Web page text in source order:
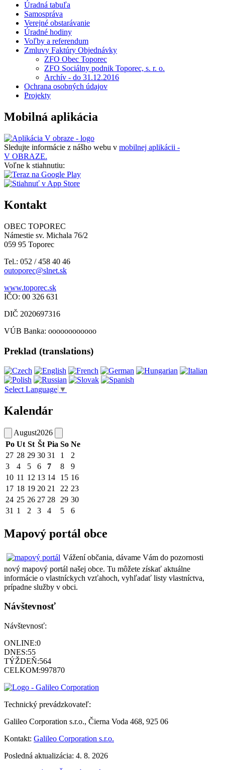
Úradná tabuľa
Samospráva
Verejné obstarávanie
Úradné hodiny
Voľby a referendum
Zmluvy Faktúry Objednávky
ZFO Obec Toporec
ZFO Sociálny podnik Toporec, s. r. o.
Archív - do 31.12.2016
Ochrana osobných údajov
Projekty
Mobilná aplikácia
Sledujte informácie z nášho webu v mobilnej aplikácii -
V OBRAZE.
Voľne k stiahnutiu:
Kontakt
OBEC TOPOREC
Námestie sv. Michala 76/2
059 95 Toporec
Tel.: 052 / 458 40 46
outoporec@slnet.sk
www.toporec.sk
IČO: 00 326 631
DIČ 2020697316
VÚB Banka: oooooooooooo
Preklad (translations)
Select Language ▼
Kalendár
August2026
Po Ut St Št Pia So Ne
27 28 29 30 31 1
2
3
4 5 6 7 8
9
10 11 12 13 14 15 16
17 18 19 20 21 22 23
24 25 26 27 28 29 30
31 1 2 3 4 5 6
Mapový portál obce
Vážení občania, dávame Vám do pozornosti
nový mapový portál našej obce. Tu môžete získať aktuálne
informácie o vlastníckych vzťahoch, vyhľadať listy vlastníctva,
prípadne služby v obci.
Návštevnosť
Návštevnosť:
ONLINE:0
DNES:55
TÝŽDEŇ:564
CELKOM:997870
Technický prevádzkovateľ:
Galileo Corporation s.r.o., Čierna Voda 468, 925 06
Kontakt: Galileo Corporation s.r.o.
Posledná aktualizácia: 4. 8. 2026